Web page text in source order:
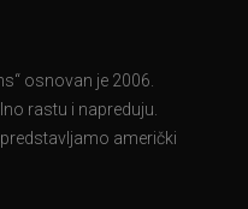
osnovan je 2006.
rastu i napreduju.
američki